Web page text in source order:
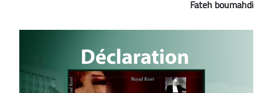
Fateh boumahdi